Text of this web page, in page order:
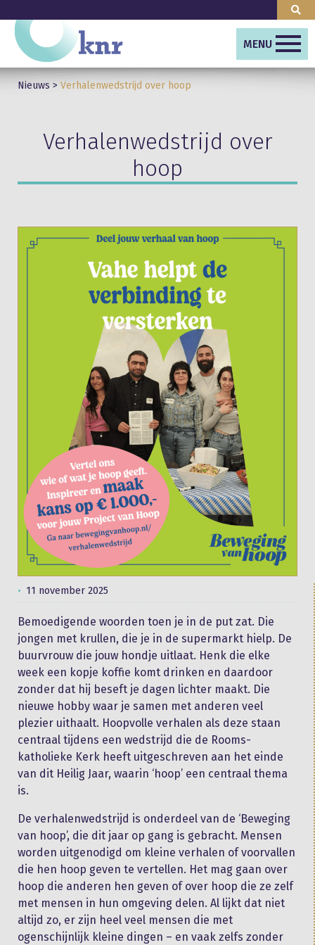
MENU
Nieuws > Verhalenwedstrijd over hoop
Verhalenwedstrijd over
hoop
11 november 2025
Bemoedigende woorden toen je in de put zat. Die
jongen met krullen, die je in de supermarkt hielp. De
buurvrouw die jouw hondje uitlaat. Henk die elke
week een kopje koffie komt drinken en daardoor
zonder dat hij beseft je dagen lichter maakt. Die
nieuwe hobby waar je samen met anderen veel
plezier uithaalt. Hoopvolle verhalen als deze staan
centraal tijdens een wedstrijd die de Rooms-
katholieke Kerk heeft uitgeschreven aan het einde
van dit Heilig Jaar, waarin ‘hoop’ een centraal thema
is.
De verhalenwedstrijd is onderdeel van de ‘Beweging
van hoop’, die dit jaar op gang is gebracht. Mensen
worden uitgenodigd om kleine verhalen of voorvallen
die hen hoop geven te vertellen. Het mag gaan over
hoop die anderen hen geven of over hoop die ze zelf
met mensen in hun omgeving delen. Al lijkt dat niet
altijd zo, er zijn heel veel mensen die met
ogenschijnlijk kleine dingen – en vaak zelfs zonder